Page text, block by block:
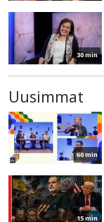
30 min
Uusimmat
60 min
15 min